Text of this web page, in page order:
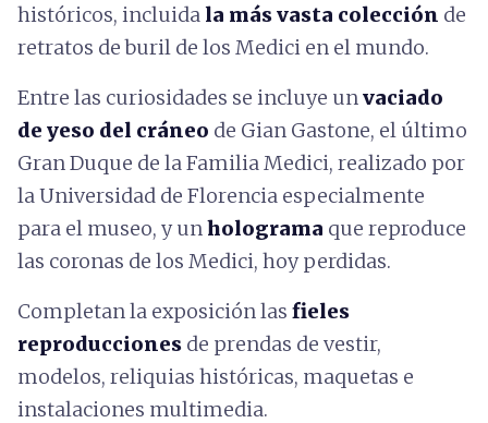
históricos, incluidala más vasta colección de
retratos de buril de los Medici en el mundo.
Entre las curiosidades se incluye unvaciado
de yeso del cráneo de Gian Gastone, el último
Gran Duque de la Familia Medici, realizado por
la Universidad de Florencia especialmente
para el museo, y unholograma que reproduce
las coronas de los Medici, hoy perdidas.
Completan la exposición las fieles
reproducciones de prendas de vestir,
modelos, reliquias históricas, maquetas e
instalaciones multimedia.